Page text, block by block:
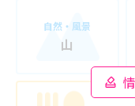
自然・風景
山